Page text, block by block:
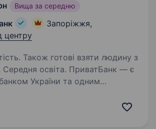
Вища за середню
Запоріжжя,
центру
Також готові взяти людину з
освіта. ПриватБанк — є
України та одним
за всіма фінансовими